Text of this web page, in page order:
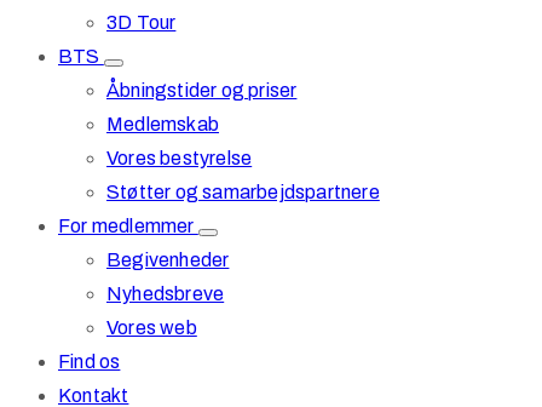
3D Tour
BTS
Åbningstider og priser
Medlemskab
Vores bestyrelse
Støtter og samarbejdspartnere
For medlemmer
Begivenheder
Nyhedsbreve
Vores web
Find os
Kontakt